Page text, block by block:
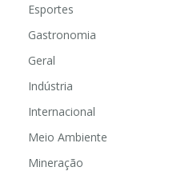
Esportes
Gastronomia
Geral
Indústria
Internacional
Meio Ambiente
Mineração